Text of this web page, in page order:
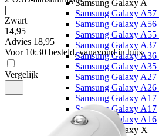
Samsung Galaxy A
Samsung Galaxy A57
Samsung Galaxy A56
Samsung Galaxy A55
Samsung Galaxy A37
Samsung Galaxy A36
Samsung Galaxy A35
Samsung Galaxy A27
Samsung Galaxy A26
Samsung Galaxy A17
Samsung Galaxy A17
Samsung Galaxy A16
Samsung Galaxy X
|
Zwart
14,95
Advies 18,95
Voor 10:30 besteld, vanavond in huis
Vergelijk